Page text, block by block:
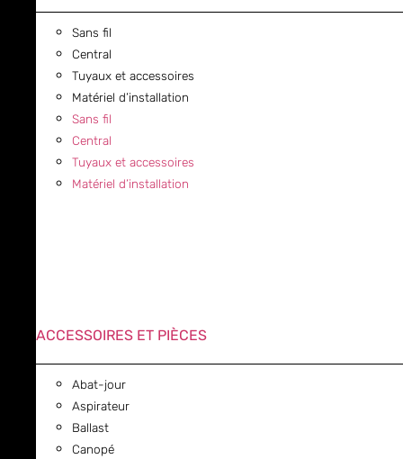
Sans fil
Central
Tuyaux et accessoires
Matériel d’installation
Sans fil
Central
Tuyaux et accessoires
Matériel d’installation
ACCESSOIRES ET PIÈCES
Abat-jour
Aspirateur
Ballast
Canopé